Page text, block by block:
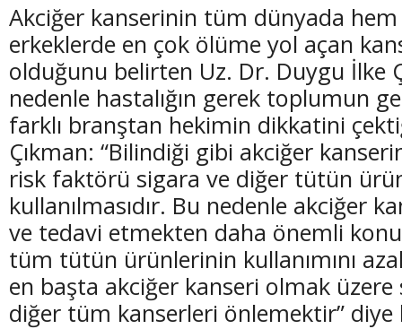
Akciğer kanserinin tüm dünyada hem
erkeklerde en çok ölüme yol açan
olduğunu belirten Uz. Dr. Duygu İlke
nedenle hastalığın gerek toplumun
farklı branştan hekimin dikkatini
Çıkman: “Bilindiği gibi akciğer
risk faktörü sigara ve diğer tütün
kullanılmasıdır. Bu nedenle akciğer
ve tedavi etmekten daha önemli
tüm tütün ürünlerinin kullanımını
en başta akciğer kanseri olmak üzere
diğer tüm kanserleri önlemektir”
(20 Şubat - 20 Mart)
Balık Burcunun 09.08.2026 Günlük Yorumu
(21 Mart - 20